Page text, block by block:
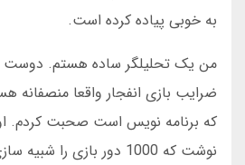
به خوبی پیاده کرده است.
من یک تحلیلگر ساده هستم. دوست
ضرایب بازی انفجار واقعا منصفانه
که برنامه نویس است صحبت کردم.
نوشت که 1000 دور بازی را